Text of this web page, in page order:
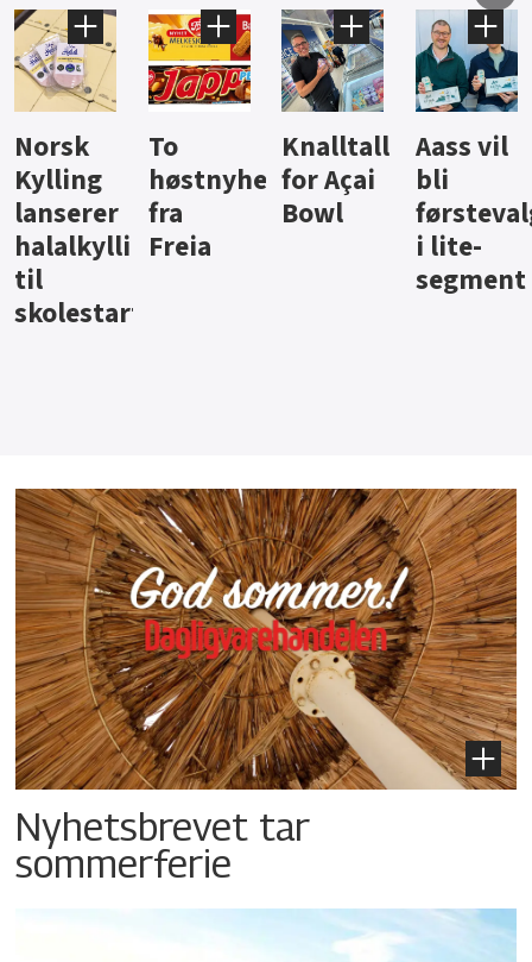
Knalltall
for Açai
Bowl
Aass vil
bli
førstevalg
i lite-
Brus og
jus fra
Berentsen
Hard
iste fra
Hansa
Nyhetsbrevet tar
sommerferie